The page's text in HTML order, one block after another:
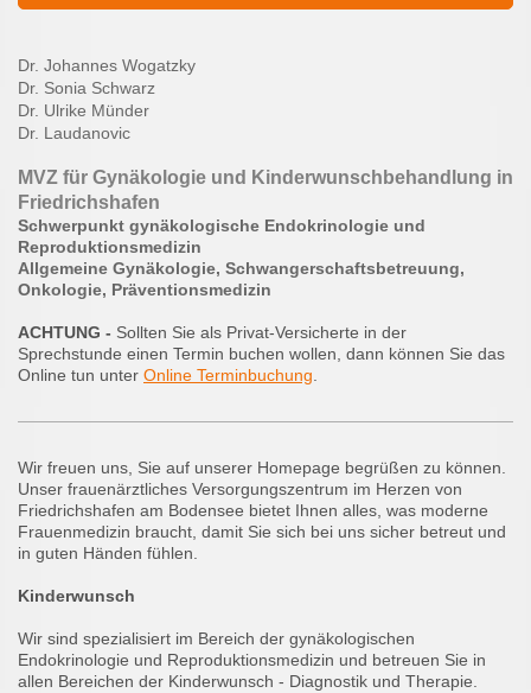
Dr. Johannes Wogatzky
Dr. Sonia Schwarz
Dr. Ulrike Münder
Dr. Laudanovic
MVZ für Gynäkologie und Kinderwunschbehandlung in
Friedrichshafen
Schwerpunkt gynäkologische Endokrinologie und
Reproduktionsmedizin
Allgemeine Gynäkologie, Schwangerschaftsbetreuung,
Onkologie, Präventionsmedizin
ACHTUNG - Sollten Sie als Privat-Versicherte in der
Sprechstunde einen Termin buchen wollen, dann können Sie das
Online tun unter Online Terminbuchung.
Wir freuen uns, Sie auf unserer Homepage begrüßen zu können.
Unser frauenärztliches Versorgungszentrum im Herzen von
Friedrichshafen am Bodensee bietet Ihnen alles, was moderne
Frauenmedizin braucht, damit Sie sich bei uns sicher betreut und
in guten Händen fühlen.
Kinderwunsch
Wir sind spezialisiert im Bereich der gynäkologischen
Endokrinologie und Reproduktionsmedizin und betreuen Sie in
allen Bereichen der Kinderwunsch - Diagnostik und Therapie.